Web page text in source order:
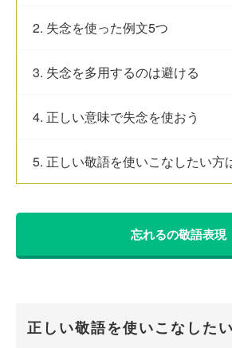
2. 失念を使った例文5つ
3. 失念を多用するのは避ける
4. 正しい意味で失念を使おう
5. 正しい敬語を使いこなしたい方
忘れるの敬語表現
正しい敬語を使いこなした